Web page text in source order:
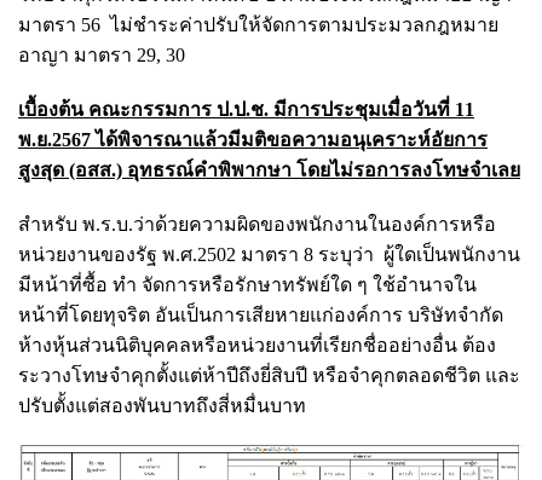
มาตรา 56 ไม่ชำระค่าปรับให้จัดการตามประมวลกฎหมาย
อาญา มาตรา 29, 30
เบื้องต้น คณะกรรมการ ป.ป.ช. มีการประชุมเมื่อวันที่ 11
พ.ย.2567 ได้พิจารณาแล้วมีมติขอความอนุเคราะห์อัยการ
สูงสุด (อสส.) อุทธรณ์คำพิพากษา โดยไม่รอการลงโทษจำเลย
สำหรับ พ.ร.บ.ว่าด้วยความผิดของพนักงานในองค์การหรือ
หน่วยงานของรัฐ พ.ศ.2502 มาตรา 8 ระบุว่า ผู้ใดเป็นพนักงาน
มีหน้าที่ซื้อ ทำ จัดการหรือรักษาทรัพย์ใด ๆ ใช้อำนาจใน
หน้าที่โดยทุจริต อันเป็นการเสียหายแก่องค์การ บริษัทจำกัด
ห้างหุ้นส่วนนิติบุคคลหรือหน่วยงานที่เรียกชื่ออย่างอื่น ต้อง
ระวางโทษจำคุกตั้งแต่ห้าปีถึงยี่สิบปี หรือจำคุกตลอดชีวิต และ
ปรับตั้งแต่สองพันบาทถึงสี่หมื่นบาท